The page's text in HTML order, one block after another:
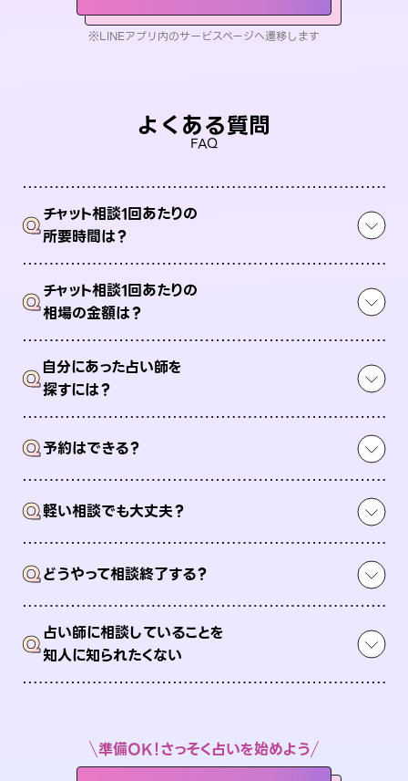
※LINEアプリ内のサービスページへ遷移します
よくある質問
FAQ
Qチャット相談1回あたりの
所要時間は？
Qチャット相談1回あたりの
相場の金額は？
Q自分にあった占い師を
探すには？
Q予約はできる？
Q軽い相談でも大丈夫？
Qどうやって相談終了する？
Q占い師に相談していることを
知人に知られたくない
準備OK！さっそく占いを始めよう